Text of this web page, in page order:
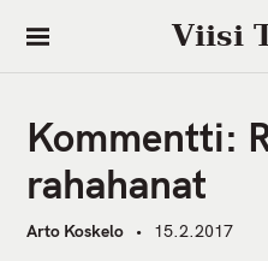
i
Viisi
Kommentti:
rahahanat
Arto Koskelo 15.2.2017